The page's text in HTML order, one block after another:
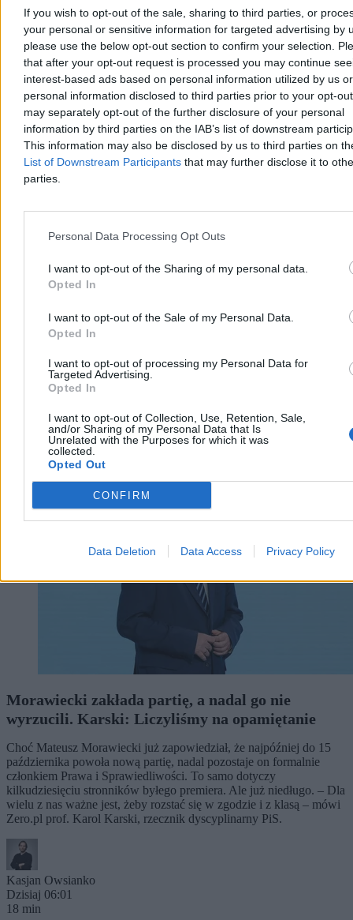
If you wish to opt-out of the sale, sharing to third parties, or
your personal or sensitive information for targeted advertising by
please use the below opt-out section to confirm your selection.
that after your opt-out request is processed you may continue
interest-based ads based on personal information utilized by us or
personal information disclosed to third parties prior to your opt-
may separately opt-out of the further disclosure of your personal
information by third parties on the IAB’s list of downstream
This information may also be disclosed by us to third parties on
List of Downstream Participants that may further disclose it to
parties.
Personal Data Processing Opt Outs
I want to opt-out of the Sharing of my personal data.
Opted In
I want to opt-out of the Sale of my Personal Data.
Opted In
I want to opt-out of processing my Personal Data for
Targeted Advertising.
Opted In
I want to opt-out of Collection, Use, Retention, Sale,
and/or Sharing of my Personal Data that Is
Unrelated with the Purposes for which it was
collected.
Opted Out
CONFIRM
Data Deletion Data Access Privacy Policy
Nadchodzi pogodowy rollercoaster. Na
termometrach znów będzie 36 stopni
Najbliższe dni w pogodzie upłyną pod znakiem wyrazistych zmian i
sporych wahań temperatury. Choć początek tygodnia przyniesie
krótkotrwały, gorący epizod z temperaturami przekraczającymi 30
ponownie zmieni się w weekend, gdy do Polski wróci afrykański
upał. Słupki rtęci mogą pokazać aż 36 kresek.
Agnieszka Waś-Turecka
Kraj
Morawiecki zakłada partię, a nadal go nie
wyrzucili. Karski: Liczyliśmy na opamiętanie
Choć Mateusz Morawiecki już zapowiedział, że najpóźniej do 15
października powoła nową partię, nadal pozostaje on formalnie
członkiem Prawa i Sprawiedliwości. To samo dotyczy
kilkudziesięciu stronników byłego premiera. Ale już niedługo. – Dla
wielu z nas ważne jest, żeby rozstać się w zgodzie i z klasą – mówi
Zero.pl prof. Karol Karski, rzecznik dyscyplinarny PiS.
Kasjan Owsianko
Dzisiaj 06:01
18 min